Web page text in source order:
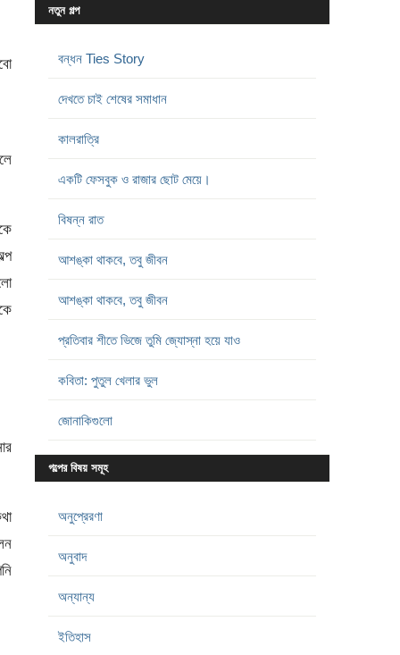
নতুন গল্প
বন্ধন Ties Story
দেখতে চাই শেষের সমাধান
কালরাত্রি
একটি ফেসবুক ও রাজার ছোট মেয়ে।
বিষন্ন রাত
আশঙ্কা থাকবে, তবু জীবন
আশঙ্কা থাকবে, তবু জীবন
প্রতিবার শীতে ভিজে তুমি জ্যোস্না হয়ে যাও
কবিতা: পুতুল খেলার ভুল
জোনাকিগুলো
গল্পের বিষয় সমূহ
অনুপ্রেরণা
অনুবাদ
অন্যান্য
ইতিহাস